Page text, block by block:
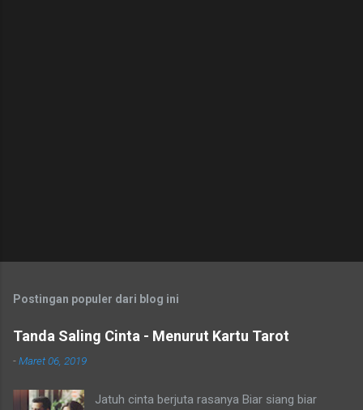
Postingan populer dari blog ini
Tanda Saling Cinta - Menurut Kartu Tarot
-Maret 06, 2019
Jatuh cinta berjuta rasanya Biar siang biar